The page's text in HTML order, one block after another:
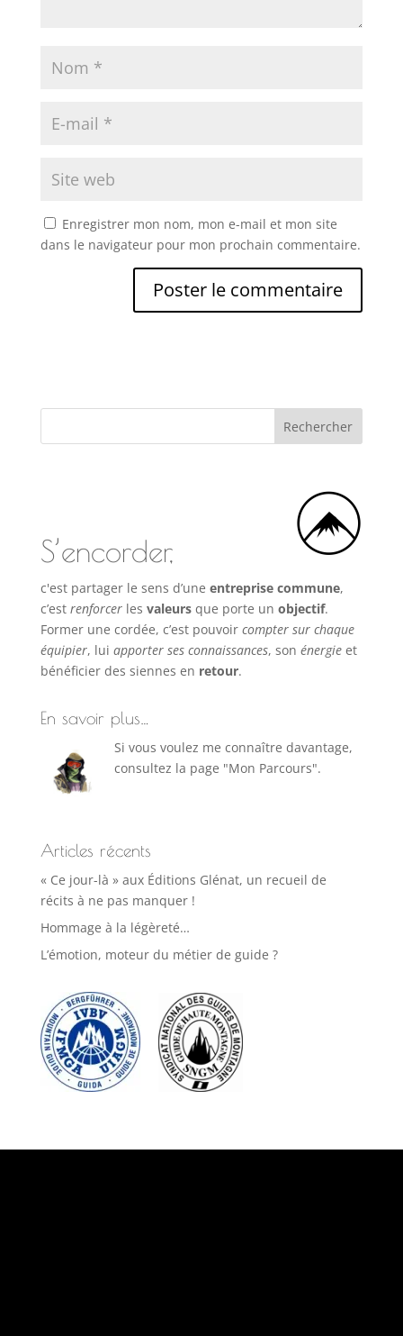
Enregistrer mon nom, mon e-mail et mon site
dans le navigateur pour mon prochain commentaire.
S’encorder,
c'est partager le sens d’une entreprise commune,
c’est renforcerles valeursque porte un objectif.
Former une cordée, c’est pouvoircompter sur chaque
équipier, lui apporter ses connaissances, son énergieet
bénéficier des siennes en retour.
En savoir plus…
Si vous voulez me connaître davantage,
consultez la page "Mon Parcours".
Articles récents
« Ce jour-là » aux Éditions Glénat, un recueil de
récits à ne pas manquer !
Hommage à la légèreté…
L’émotion, moteur du métier de guide ?